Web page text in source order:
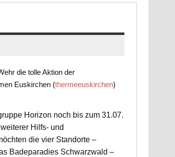
die tolle Aktion der
Euskirchen (thermeeuskirchen)
Horizon noch bis zum 31.07.
Hilfs- und
die vier Standorte –
Badeparadies Schwarzwald –